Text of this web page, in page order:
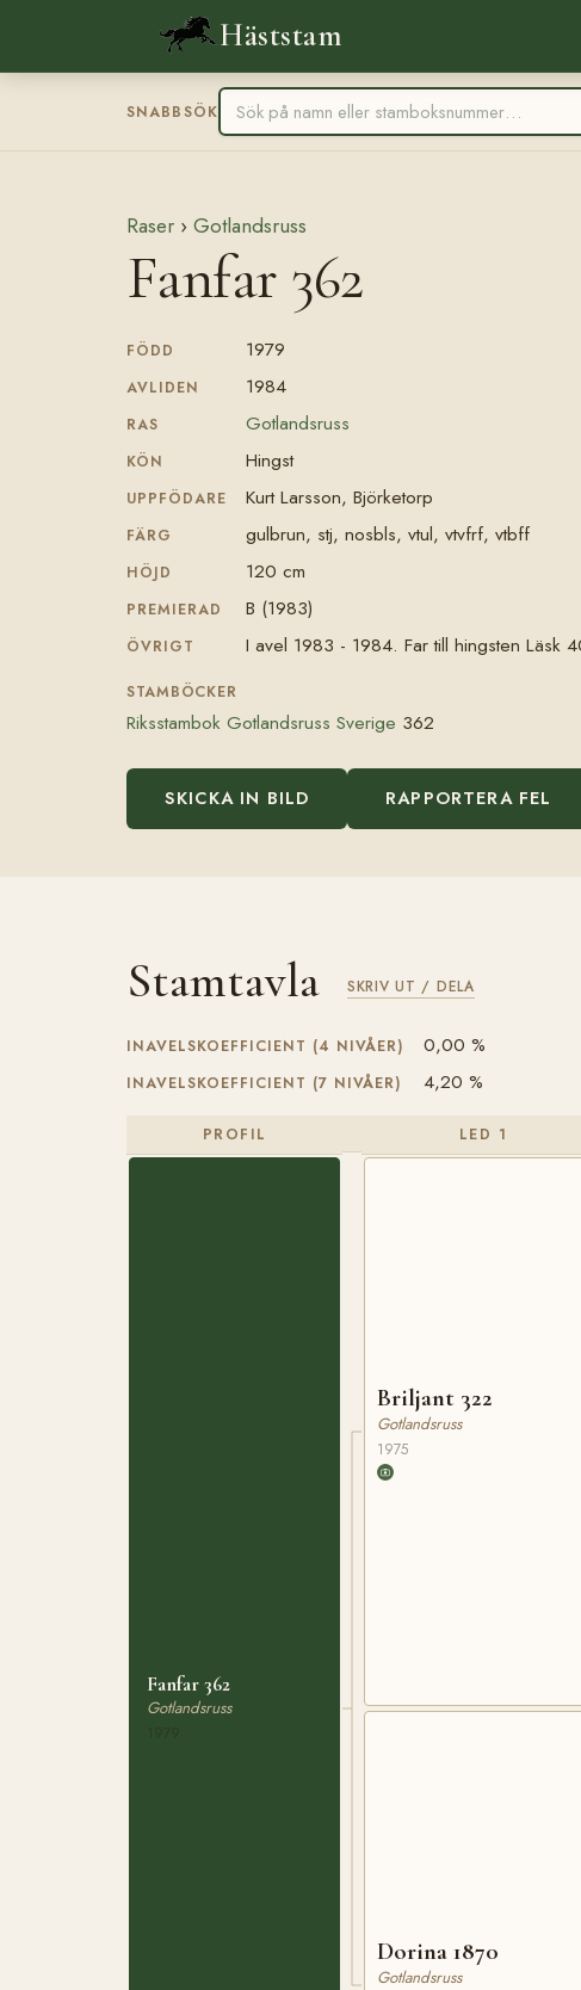
Häststam
SNABBSÖK
Raser › Gotlandsruss
Fanfar 362
FÖDD 1979
AVLIDEN 1984
RAS Gotlandsruss
KÖN Hingst
UPPFÖDARE Kurt Larsson, Björketorp
FÄRG gulbrun, stj, nosbls, vtul, vtvfrf, vtbff
HÖJD 120 cm
PREMIERAD B (1983)
ÖVRIGT I avel 1983 - 1984. Far till hingsten Läsk
STAMBÖCKER
Riksstambok Gotlandsruss Sverige 362
SKICKA IN BILD RAPPORTERA FEL
Stamtavla SKRIV UT / DELA
INAVELSKOEFFICIENT (4 NIVÅER) 0,00 %
INAVELSKOEFFICIENT (7 NIVÅER) 4,20 %
PROFIL
Fanfar 362
Gotlandsruss
LED 1
Briljant 322
Gotlandsruss
1975
Dorina 1870
Gotlandsruss